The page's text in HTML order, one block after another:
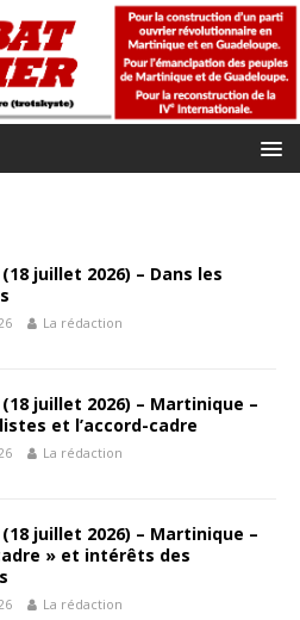
(18 juillet 2026) – Dans les
La rédaction
(18 juillet 2026) – Martinique –
et l’accord-cadre
La rédaction
(18 juillet 2026) – Martinique –
» et intérêts des
La rédaction